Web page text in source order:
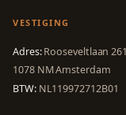
VESTIGING
Adres:Rooseveltlaan 261
1078 NM Amsterdam
BTW:NL119972712B01